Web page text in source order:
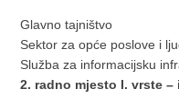
Glavno tajništvo
Sektor za opće poslove i
Služba za informacijsku
2. radno mjesto I. vrste